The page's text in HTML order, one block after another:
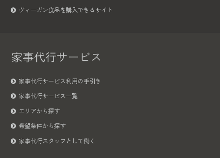
ヴィーガン食品を購入できるサイト
家事代行サービス
家事代行サービス利用の手引き
家事代行サービス一覧
エリアから探す
希望条件から探す
家事代行スタッフとして働く